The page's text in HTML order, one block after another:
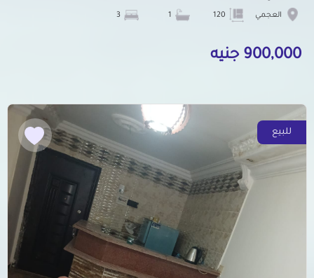
العجمي
900,000 جنيه
للبيع